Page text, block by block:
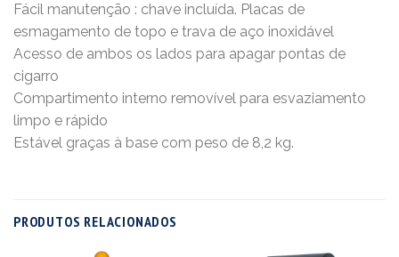
Fácil manutenção : chave incluída. Placas de
esmagamento de topo e trava de aço inoxidável
Acesso de ambos os lados para apagar pontas de
cigarro
Compartimento interno removível para esvaziamento
limpo e rápido
Estável graças à base com peso de 8,2 kg.
PRODUTOS RELACIONADOS